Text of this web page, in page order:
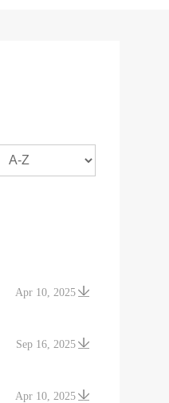
Apr 10, 2025
Sep 16, 2025
Apr 10, 2025